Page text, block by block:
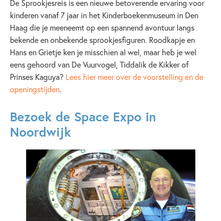
De Sprookjesreis is een nieuwe betoverende ervaring voor
kinderen vanaf 7 jaar in het Kinderboekenmuseum in Den
Haag die je meeneemt op een spannend avontuur langs
bekende en onbekende sprookjesfiguren. Roodkapje en
Hans en Grietje ken je misschien al wel, maar heb je wel
eens gehoord van De Vuurvogel, Tiddalik de Kikker of
Prinses Kaguya? Lees hier meer over de voorstelling en de
openingstijden.
Bezoek de Space Expo in
Noordwijk